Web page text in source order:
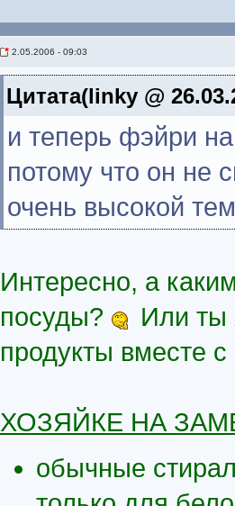
2.05.2006 - 09:03
Цитата(linky @
и теперь фэйри
потому что он не
очень высокой
Интересно, а
посуды?
Или ты
продукты вместе
ХОЗЯЙКЕ НА
обычные